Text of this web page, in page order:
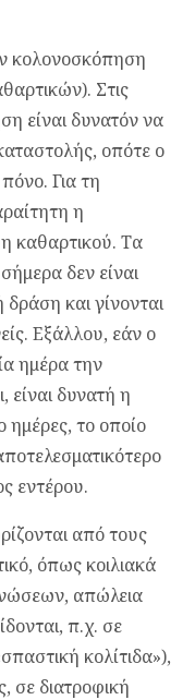
κολονοσκόπηση
Στις
είναι δυνατόν να
οπότε ο
Για τη
η
καθαρτικού. Τα
δεν είναι
και γίνονται
Εξάλλου, εάν ο
ημέρα την
δυνατή η
το οποίο
εντέρου.
από τους
όπως κοιλιακά
απώλεια
π.χ. σε
κολίτιδα»),
σε διατροφική